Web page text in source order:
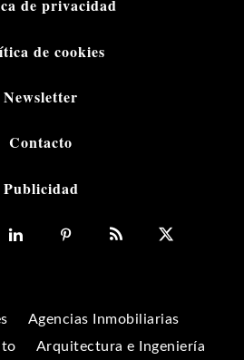
de privacidad
de cookies
Newsletter
Contacto
Publicidad
Agencias Inmobiliarias
Arquitectura e Ingeniería